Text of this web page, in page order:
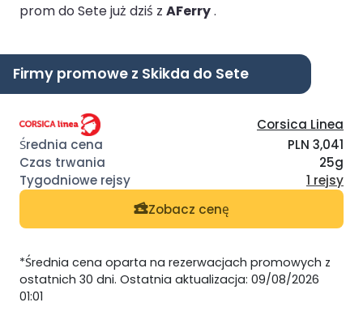
prom do Sete już dziś z AFerry.
Firmy promowe z Skikda do Sete
Corsica Linea
PLN 3,041
25g
1 rejsy
Zobacz cenę
*Średnia cena oparta na rezerwacjach promowych z
ostatnich 30 dni. Ostatnia aktualizacja: 09/08/2026
01:01